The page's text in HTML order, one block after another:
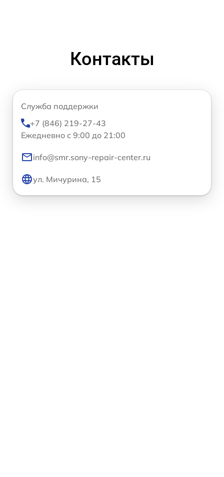
Контакты
Служба поддержки
+7 (846) 219-27-43
Ежедневно с 9:00 до 21:00
info@smr.sony-repair-center.ru
ул. Мичурина, 15